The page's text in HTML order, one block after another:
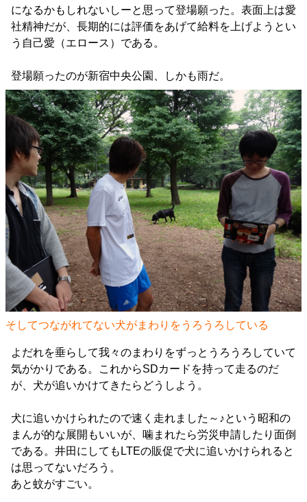
になるかもしれないしーと思って登場願った。表面上は愛
社精神だが、長期的には評価をあげて給料を上げようとい
う自己愛（エロース）である。
登場願ったのが新宿中央公園、しかも雨だ。
そしてつながれてない犬がまわりをうろうろしている
よだれを垂らして我々のまわりをずっとうろうろしていて
気がかりである。これからSDカードを持って走るのだ
が、犬が追いかけてきたらどうしよう。
犬に追いかけられたので速く走れました～♪という昭和の
まんが的な展開もいいが、噛まれたら労災申請したり面倒
である。井田にしてもLTEの販促で犬に追いかけられると
は思ってないだろう。
あと蚊がすごい。